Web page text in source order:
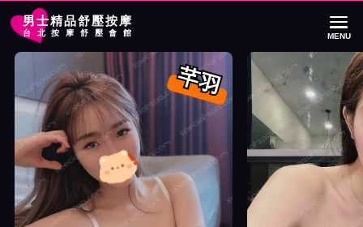
男士精品舒壓按摩
台北按摩舒壓會館 MENU
首頁 大都會館按摩師芊羽詳細介紹
大都會館按摩師芊羽照片展示與影片介
芊羽